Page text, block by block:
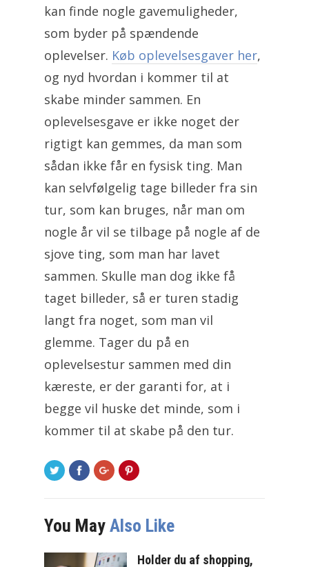
kan finde nogle gavemuligheder,
som byder på spændende
oplevelser. Køb oplevelsesgaver her,
og nyd hvordan i kommer til at
skabe minder sammen. En
oplevelsesgave er ikke noget der
rigtigt kan gemmes, da man som
sådan ikke får en fysisk ting. Man
kan selvfølgelig tage billeder fra sin
tur, som kan bruges, når man om
nogle år vil se tilbage på nogle af de
sjove ting, som man har lavet
sammen. Skulle man dog ikke få
taget billeder, så er turen stadig
langt fra noget, som man vil
glemme. Tager du på en
oplevelsestur sammen med din
kæreste, er der garanti for, at i
begge vil huske det minde, som i
kommer til at skabe på den tur.
You May Also Like
Holder du af shopping,